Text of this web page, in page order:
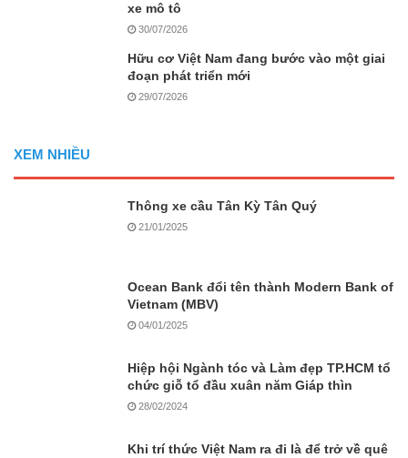
xe mô tô
30/07/2026
Hữu cơ Việt Nam đang bước vào một giai
đoạn phát triển mới
29/07/2026
XEM NHIỀU
Thông xe cầu Tân Kỳ Tân Quý
21/01/2025
Ocean Bank đổi tên thành Modern Bank of
Vietnam (MBV)
04/01/2025
Hiệp hội Ngành tóc và Làm đẹp TP.HCM tổ
chức giỗ tổ đầu xuân năm Giáp thìn
28/02/2024
Khi trí thức Việt Nam ra đi là để trở về quê